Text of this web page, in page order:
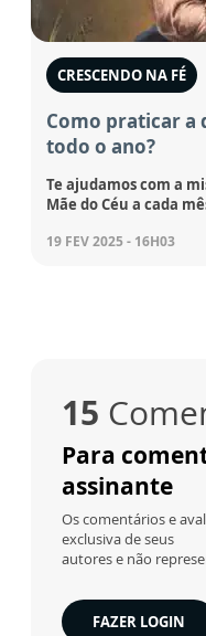
CRESCENDO NA FÉ
Como praticar a
todo o ano?
Te ajudamos com a
Mãe do Céu a cada
19 FEV 2025 - 16H03
15
Para
assinante
Os comentários e
exclusiva de seus
autores e não
FAZER LOGIN